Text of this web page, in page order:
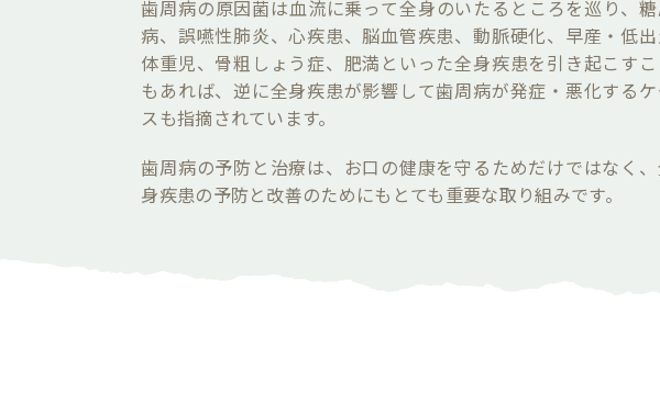
歯周病の原因菌は血流に乗って全身のいたるところを巡り、
病、誤嚥性肺炎、心疾患、脳血管疾患、動脈硬化、早産・低
体重児、骨粗しょう症、肥満といった全身疾患を引き起こすこ
もあれば、逆に全身疾患が影響して歯周病が発症・悪化するケ
スも指摘されています。
歯周病の予防と治療は、お口の健康を守るためだけではなく
身疾患の予防と改善のためにもとても重要な取り組みです。